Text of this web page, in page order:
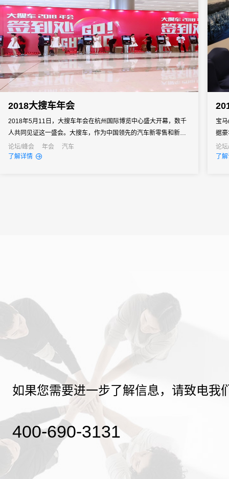
2018大搜车年会
2018年5月11日，大搜车年会在杭州国际博览中心盛大开幕，数千
人共同见证这一盛会。大搜车，作为中国领先的汽车新零售和新金
融平台公司，率先看到了三位一体自助签到机在重塑签到场景中所
带来的价值。
论坛/峰会 年会
汽车
了解详情
宝
据
的
的
论
了
如果您需要进一步了解信息，请致电我
400-690-3131